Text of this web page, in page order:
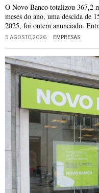
O Novo Banco totalizou 367,2
meses do ano, uma descida de
2025, foi ontem anunciado.
5 AGOSTO, 2026 EMPRESAS